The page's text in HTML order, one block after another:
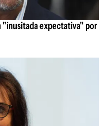
"inusitada expectativa" por